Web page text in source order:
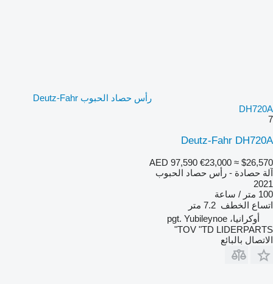
رأس حصاد الحبوب Deutz-Fahr
DH720A
7
Deutz-Fahr DH720A
AED 97,590 €23,000 ≈ $26,570
آلة حصادة - رأس حصاد الحبوب
2021
100 متر / ساعة
اتساع الخطف 7.2 متر
أوكرانيا، pgt. Yubileynoe
TOV "TD LIDERPARTS"
الاتصال بالبائع